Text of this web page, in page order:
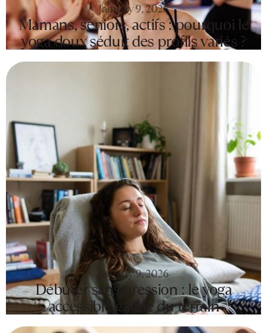
January 9, 2026
Mamans, seniors, actifs : pourquoi le
yoga doux séduit des profils variés ?
January 9, 2026
Débuter sans pression : le yoga
accessible gagne du terrain